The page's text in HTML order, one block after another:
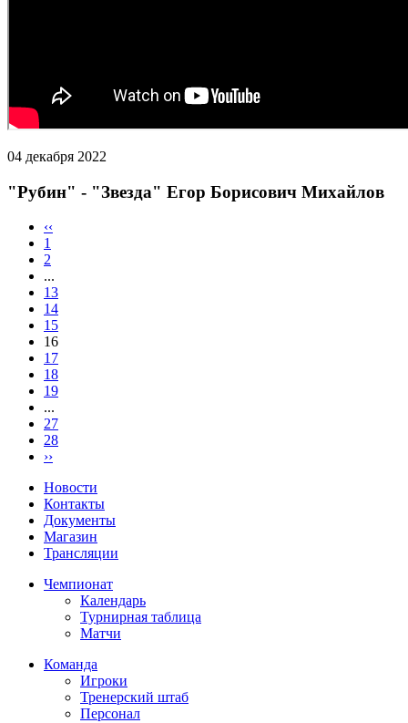
04 декабря 2022
"Рубин" - "Звезда" Егор Борисович Михайлов
‹‹
1
2
...
13
14
15
16
17
18
19
...
27
28
››
Новости
Контакты
Документы
Магазин
Трансляции
Чемпионат
Календарь
Турнирная таблица
Матчи
Команда
Игроки
Тренерский штаб
Персонал